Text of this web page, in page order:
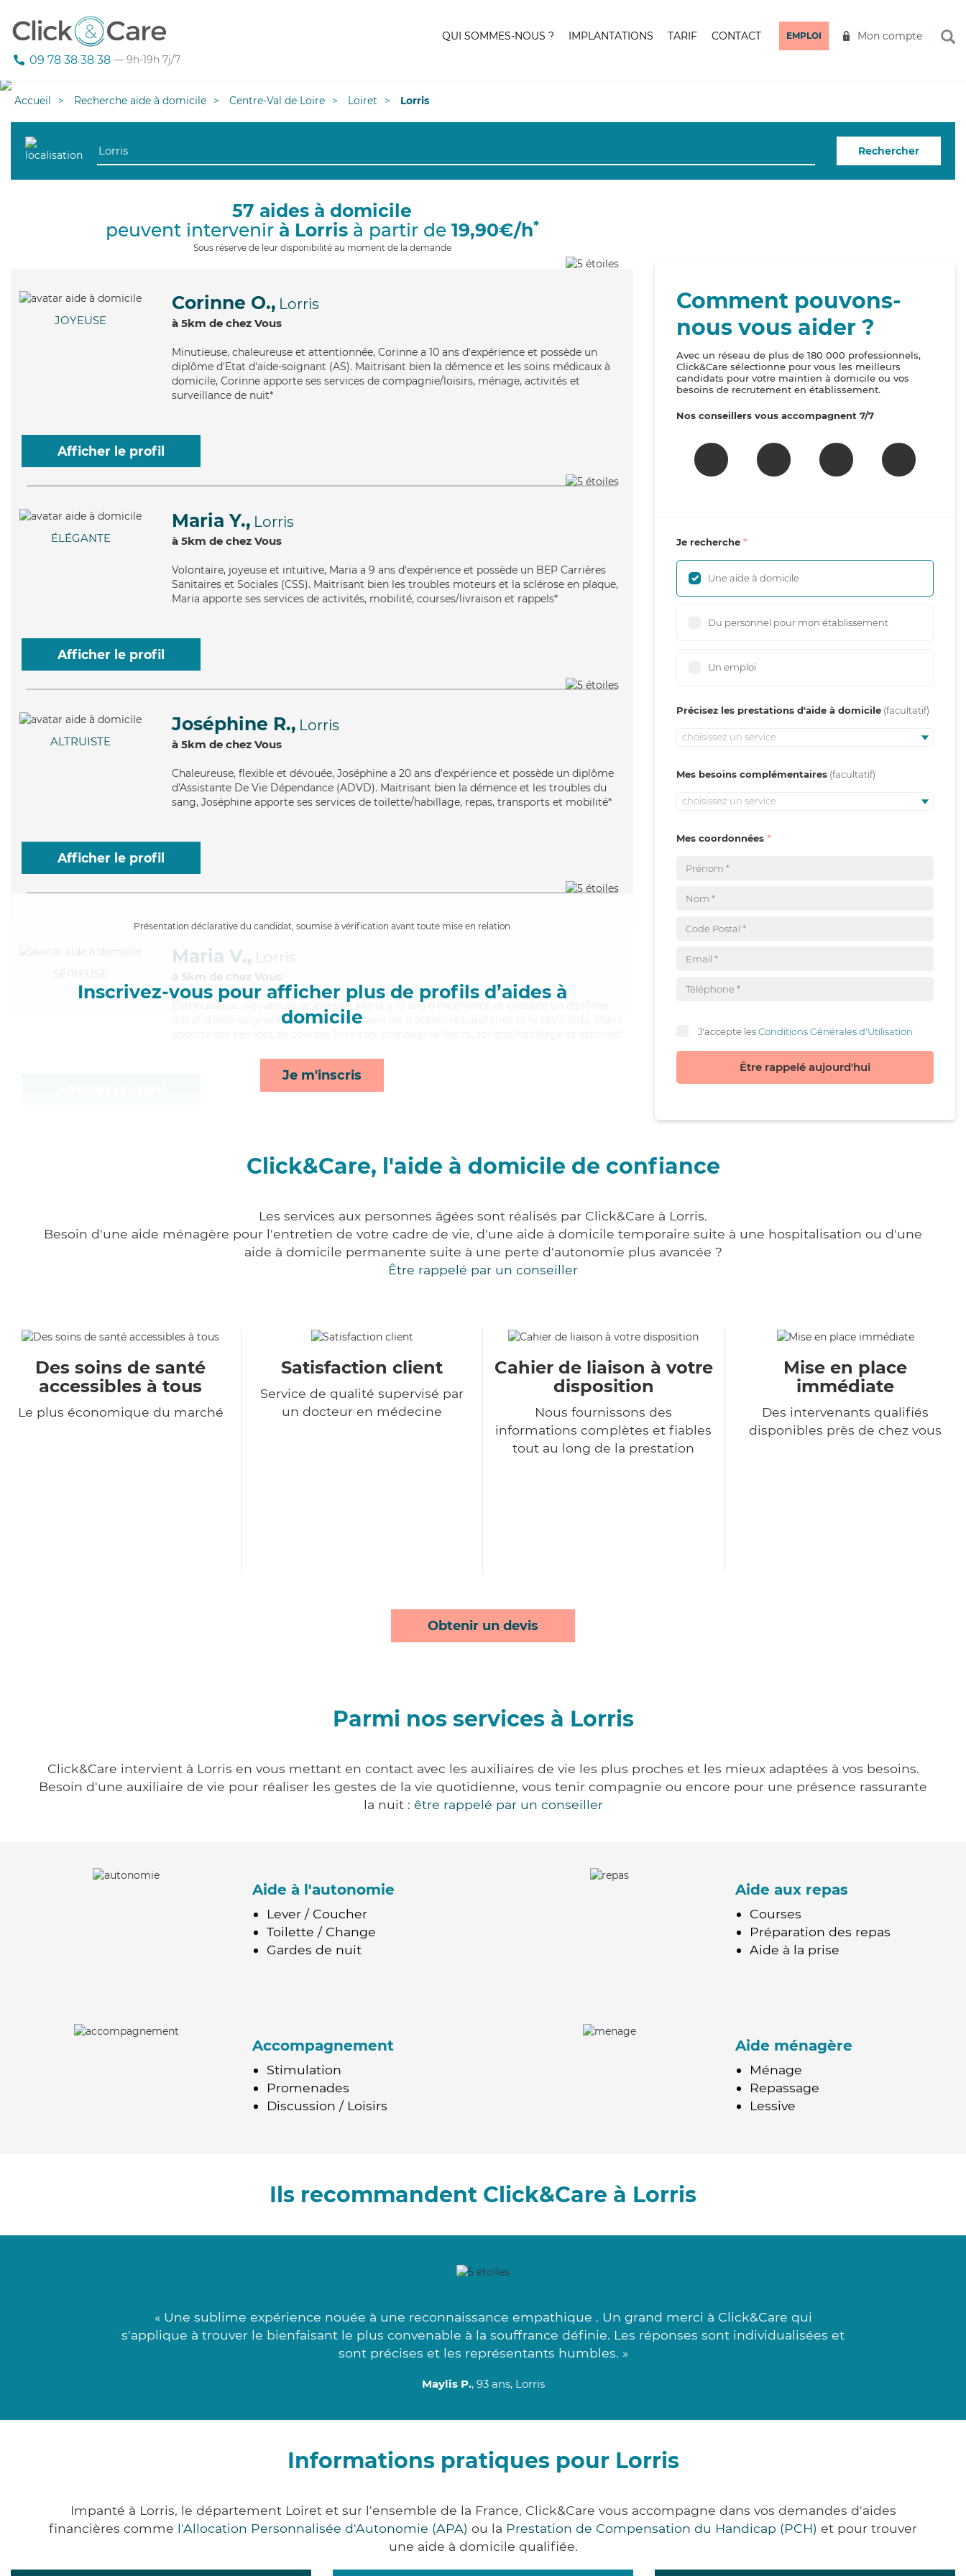
09 78 38 38 38 — 9h-19h 7j/7
QUI SOMMES-NOUS ? IMPLANTATIONS TARIF CONTACT EMPLOI Mon compte
Accueil Recherche aide à domicile Centre-Val de Loire Loiret Lorris
Rechercher
57 aides à domicile
peuvent intervenir à Lorrisà partir de 19,90€/h*
Sous réserve de leur disponibilité au moment de la demande
JOYEUSE
Corinne O., Lorris
à 5km de chez Vous
Minutieuse, chaleureuse et attentionnée, Corinne a 10 ans d'expérience et possède un
diplôme d'Etat d'aide-soignant (AS). Maitrisant bien la démence et les soins médicaux à
domicile, Corinne apporte ses services de compagnie/loisirs, ménage, activités et
surveillance de nuit*
Afficher le profil
ÉLÉGANTE
Maria Y., Lorris
à 5km de chez Vous
Volontaire, joyeuse et intuitive, Maria a 9 ans d'expérience et possède un BEP Carrières
Sanitaires et Sociales (CSS). Maitrisant bien les troubles moteurs et la sclérose en plaque,
Maria apporte ses services de activités, mobilité, courses/livraison et rappels*
Afficher le profil
ALTRUISTE
Joséphine R., Lorris
à 5km de chez Vous
Chaleureuse, flexible et dévouée, Joséphine a 20 ans d'expérience et possède un diplôme
d'Assistante De Vie Dépendance (ADVD). Maitrisant bien la démence et les troubles du
sang, Joséphine apporte ses services de toilette/habillage, repas, transports et mobilité*
Afficher le profil
Présentation déclarative du candidat, soumise à vérification avant toute mise en relation
Inscrivez-vous pour afficher plus de profils d’aides à
domicile
Je m'inscris
SÉRIEUSE
Maria V., Lorris
à 5km de chez Vous
Enthousiaste
, rigoureuse et joyeuse, Maria a 10 ans d'expérience et possède un diplôme
d'Etat d'aide-soignant (AS). Maitrisant bien les troubles respiratoires et le HIV / Sida, Maria
Comment pouvons-
nous vous aider ?
Avec un réseau de plus de 180 000 professionnels,
Click&Care sélectionne pour vous les meilleurs
candidats pour votre maintien à domicile ou vos
besoins de recrutement en établissement.
Nos conseillers vous accompagnent 7/7
Je recherche
Une aide à domicile
Du personnel pour mon établissement
Un emploi
Précisez les prestations d'aide à domicile
choisissez un service
Mes besoins complémentaires
choisissez un service
Mes coordonnées
J'accepte lesConditions Générales d'Utilisation
Être rappelé aujourd'hui
Click&Care, l'aide à domicile de confiance
Les services aux personnes âgées sont réalisés par Click&Care à Lorris.
Besoin d'une aide ménagère pour l'entretien de votre cadre de vie, d'une aide à domicile temporaire suite à une hospitalisation ou d'une
aide à domicile permanente suite à une perte d'autonomie plus avancée ?
Être rappelé par un conseiller
Des soins de santé
accessibles à tous
Le plus économique du marché
Satisfaction client
Service de qualité supervisé par
un docteur en médecine
Cahier de liaison à votre
disposition
Nous fournissons des
informations complètes et fiables
tout au long de la prestation
Mise en place
immédiate
Des intervenants qualifiés
disponibles près de chez vous
Obtenir un devis
Parmi nos services à Lorris
Click&Care intervient à Lorris en vous mettant en contact avec les auxiliaires de vie les plus proches et les mieux adaptées à vos besoins.
Besoin d'une auxiliaire de vie pour réaliser les gestes de la vie quotidienne, vous tenir compagnie ou encore pour une présence rassurante
la nuit : être rappelé par un conseiller
Aide à l'autonomie
Lever / Coucher
Toilette / Change
Gardes de nuit
Aide aux repas
Courses
Préparation des repas
Aide à la prise
Accompagnement
Stimulation
Promenades
Discussion / Loisirs
Aide ménagère
Ménage
Repassage
Lessive
Ils recommandent Click&Care à Lorris
« Une sublime expérience nouée à une reconnaissance empathique . Un grand merci à Click&Care qui
s'applique à trouver le bienfaisant le plus convenable à la souffrance définie. Les réponses sont individualisées et
sont précises et les représentants humbles. »
Maylis P., 93 ans, Lorris
Informations pratiques pour Lorris
Impanté à Lorris, le département Loiret et sur l'ensemble de la France, Click&Care vous accompagne dans vos demandes d'aides
financières comme l'Allocation Personnalisée d'Autonomie (APA) ou la Prestation de Compensation du Handicap (PCH) et pour trouver
une aide à domicile qualifiée.